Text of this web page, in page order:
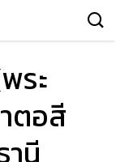
ระ
ตอสี
นี